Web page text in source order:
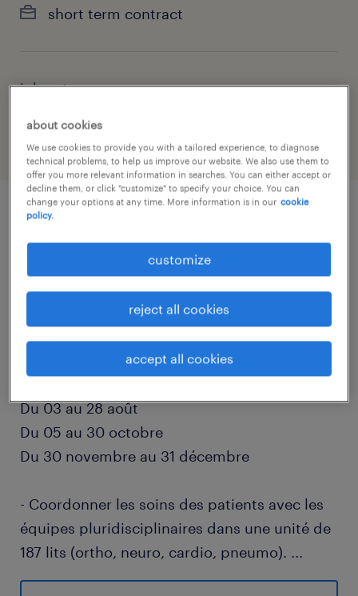
short term contract
job category
descriptif du poste
réadaptation, vous assurez une prise en
Du 03 au 28 août
Du 05 au 30 octobre
Du 30 novembre au 31 décembre
- Coordonner les soins des patients avec les
équipes pluridisciplinaires dans une unité de
187 lits (ortho, neuro, cardio, pneumo). ...
- Utiliser efficacement les logiciels HM/DME
about cookies
We use cookies to provide you with a tailored experience, to diagnose
technical problems, to help us improve our website. We also use them to
offer you more relevant information in searches. You can either accept or
decline them, or click "customize" to specify your choice. You can
change your options at any time. More information is in our cookie
policy.
customize
reject all cookies
accept all cookies